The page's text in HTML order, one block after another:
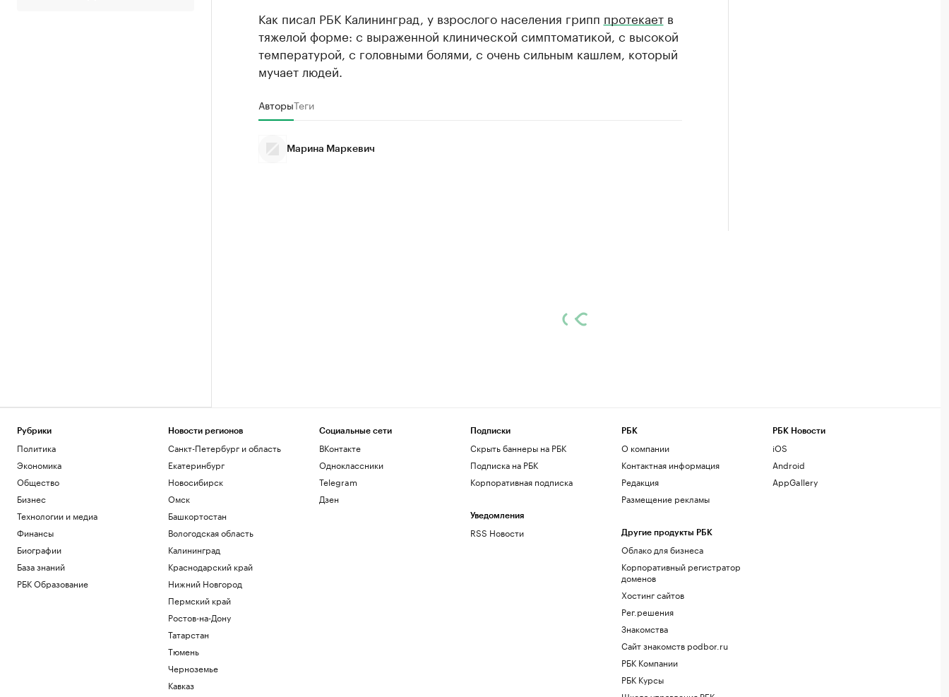
Как писал РБК Калининград, у взрослого населения грипп протекаетв
тяжелой форме: с выраженной клинической симптоматикой, с высокой
температурой, с головными болями, с очень сильным кашлем, который
мучает людей.
АвторыТеги
Марина Маркевич
Рубрики
Политика
Экономика
Общество
Бизнес
Технологии и медиа
Финансы
Биографии
База знаний
РБК Образование
Новости регионов
Санкт-Петербург и область
Екатеринбург
Новосибирск
Омск
Башкортостан
Вологодская область
Калининград
Краснодарский край
Нижний Новгород
Пермский край
Ростов-на-Дону
Татарстан
Тюмень
Черноземье
Кавказ
Социальные сети
ВКонтакте
Одноклассники
Telegram
Дзен
Подписки
Скрыть баннеры на РБК
Подписка на РБК
Корпоративная подписка
Уведомления
RSS Новости
РБК
О компании
Контактная информация
Редакция
Размещение рекламы
Другие продукты РБК
Облако для бизнеса
Корпоративный регистратор
доменов
Хостинг сайтов
Рег.решения
Знакомства
Сайт знакомств podbor.ru
РБК Компании
РБК Курсы
РБК Новости
iOS
Android
AppGallery